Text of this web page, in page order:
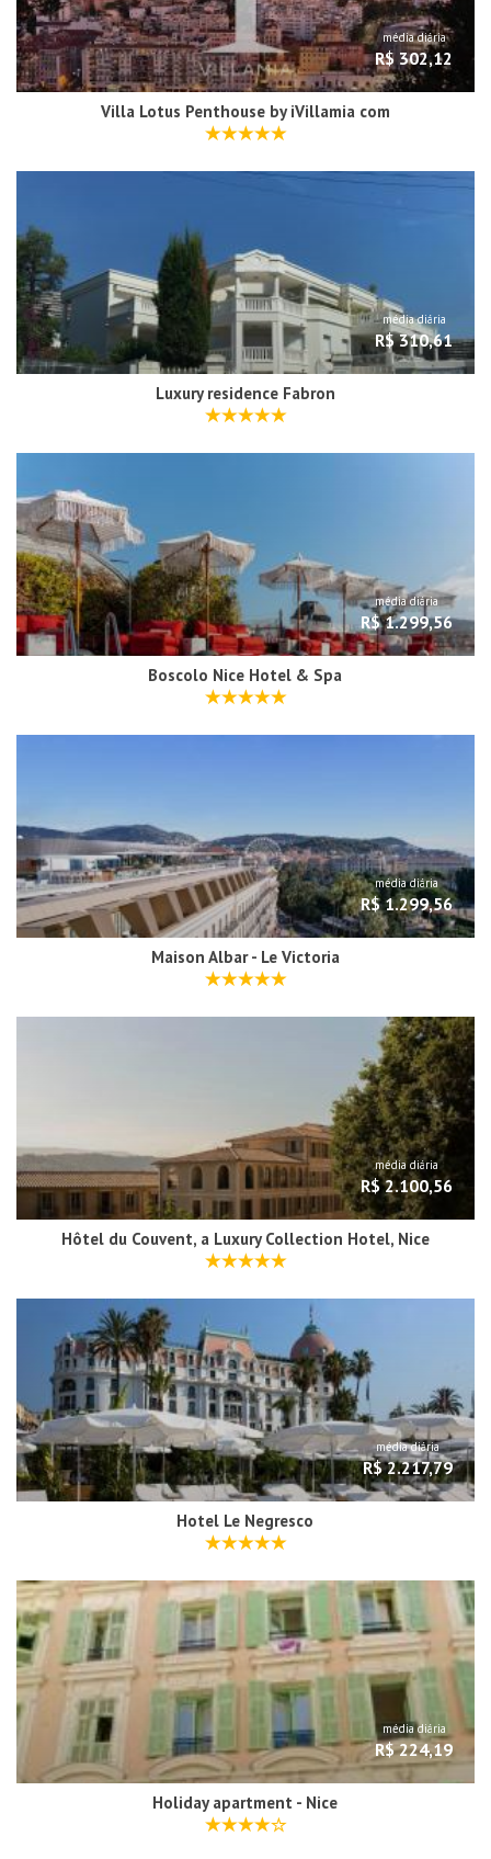
média diária
R$ 302,12
Villa Lotus Penthouse by iVillamia com
média diária
R$ 310,61
Luxury residence Fabron
média diária
R$ 1.299,56
Boscolo Nice Hotel & Spa
média diária
R$ 1.299,56
Maison Albar - Le Victoria
média diária
R$ 2.100,56
Hôtel du Couvent, a Luxury Collection Hotel, Nice
média diária
R$ 2.217,79
Hotel Le Negresco
média diária
R$ 224,19
Holiday apartment - Nice